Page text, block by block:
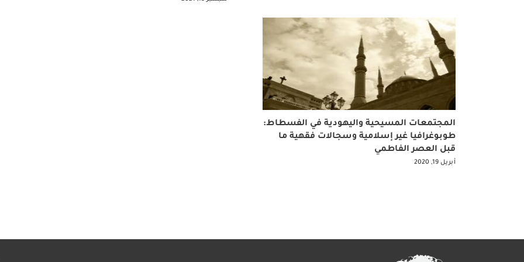
المجتمعات المسيحية واليهودية في الفسطاط:
طوبوغرافيا غير إسلامية وسجالات فقهية ما
قبل العصر الفاطمي
أبريل 19, 2020